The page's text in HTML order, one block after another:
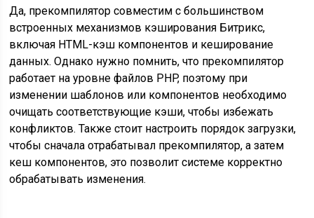
Да, прекомпилятор совместим с большинством
встроенных механизмов кэширования Битрикс,
включая HTML-кэш компонентов и кеширование
данных. Однако нужно помнить, что прекомпилятор
работает на уровне файлов PHP, поэтому при
изменении шаблонов или компонентов необходимо
очищать соответствующие кэши, чтобы избежать
конфликтов. Также стоит настроить порядок загрузки,
чтобы сначала отрабатывал прекомпилятор, а затем
кеш компонентов, это позволит системе корректно
обрабатывать изменения.